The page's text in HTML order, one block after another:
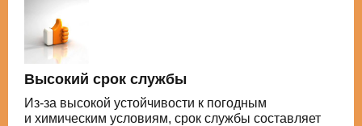
Высокий срок службы
Из-за высокой устойчивости к погодным
и химическим условиям, срок службы составляет